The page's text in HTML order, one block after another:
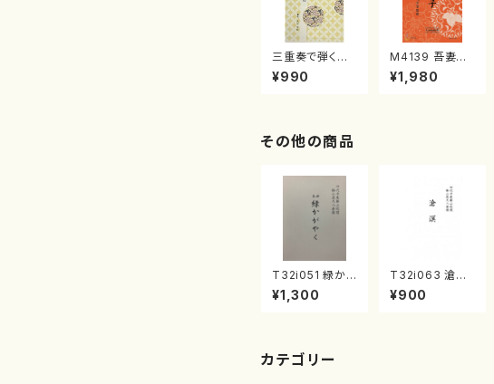
三重奏で弾く名
曲集 クリスマ
スメドレー( 箏
¥990
M4139 吾妻獅
子《箏曲楽譜》
（箏/宮城道雄
¥1,980
その他の商品
T32i051 緑か
がやく（尺八/金
森高山/楽譜）都
¥1,300
T32i063 滄溟
（尺八/野村正峰/
尺八/都山式譜）
¥900
カテゴリー